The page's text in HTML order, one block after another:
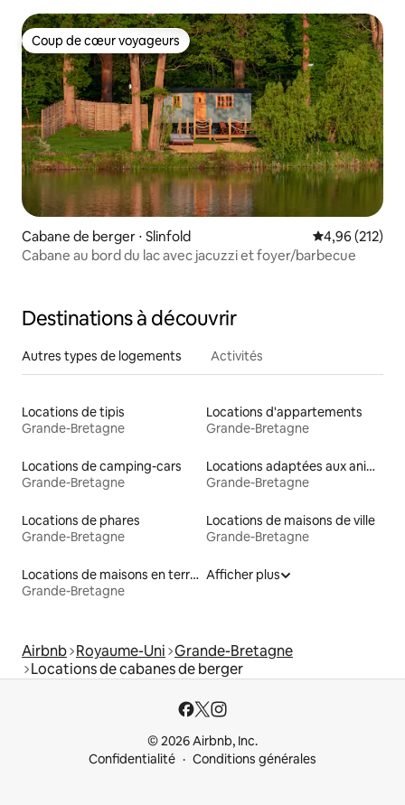
Coup de cœur voyageurs
Coup de cœur voyageurs
Cabane de berger ⋅ Slinfold Évaluation
4,96 (212)
Cabane au bord du lac avec jacuzzi et foyer/barbecue
Destinations à découvrir
Autres types de logements Activités
Locations de tipis
Grande-Bretagne
Locations d'appartements
Grande-Bretagne
Locations de camping-cars
Grande-Bretagne
Locations adaptées aux animaux
Grande-Bretagne
Locations de phares
Grande-Bretagne
Locations de maisons de ville
Grande-Bretagne
Locations de maisons en terre
Grande-Bretagne
Afficher plus
Airbnb Royaume-Uni Grande-Bretagne
Locations de cabanes de berger
© 2026 Airbnb, Inc.
Confidentialité
Conditions générales